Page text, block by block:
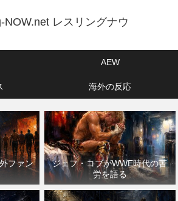
NOW.net レスリングナウ
AEW
海外の反応
ファン
ジェフ・コブがWWE時代の苦
労を語る